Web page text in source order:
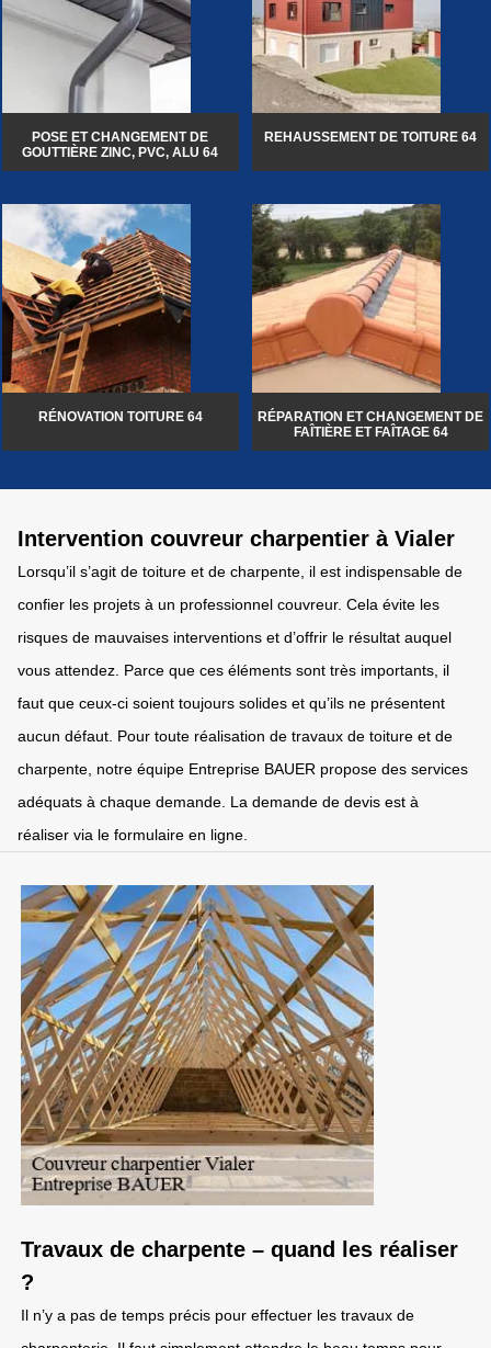
POSE ET CHANGEMENT DE
GOUTTIÈRE ZINC, PVC, ALU 64
REHAUSSEMENT DE TOITURE 64
RÉNOVATION TOITURE 64
RÉPARATION ET CHANGEMENT DE
FAÎTIÈRE ET FAÎTAGE 64
Intervention couvreur charpentier à Vialer
Lorsqu’il s’agit de toiture et de charpente, il est indispensable de
confier les projets à un professionnel couvreur. Cela évite les
risques de mauvaises interventions et d’offrir le résultat auquel
vous attendez. Parce que ces éléments sont très importants, il
faut que ceux-ci soient toujours solides et qu’ils ne présentent
aucun défaut. Pour toute réalisation de travaux de toiture et de
charpente, notre équipe Entreprise BAUER propose des services
adéquats à chaque demande. La demande de devis est à
réaliser via le formulaire en ligne.
Travaux de charpente – quand les réaliser
?
Il n’y a pas de temps précis pour effectuer les travaux de